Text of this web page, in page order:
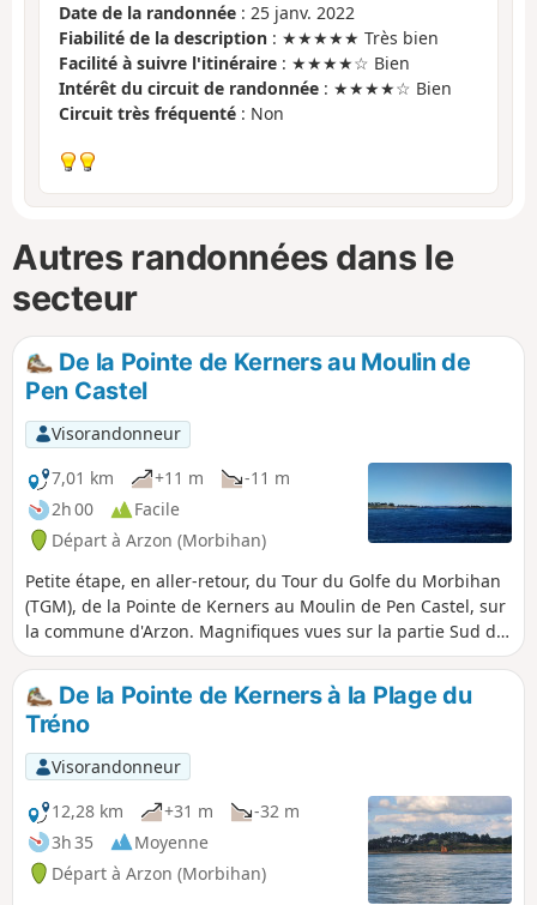
Date de la randonnée : 25 janv. 2022
Fiabilité de la description : ★★★★★ Très bien
Facilité à suivre l'itinéraire : ★★★★☆ Bien
Intérêt du circuit de randonnée : ★★★★☆ Bien
Circuit très fréquenté : Non
Autres randonnées dans le
secteur
De la Pointe de Kerners au Moulin de
Pen Castel
Visorandonneur
7,01 km
+11 m
-11 m
2h 00
Facile
Départ à Arzon (Morbihan)
Petite étape, en aller-retour, du Tour du Golfe du Morbihan
(TGM), de la Pointe de Kerners au Moulin de Pen Castel, sur
la commune d'Arzon. Magnifiques vues sur la partie Sud du
golfe : Île-aux-Moines, îles Creizic, Brannec, Gohivan.
Baignades possibles à la belle saison en certains rares
endroits. Les anses de Kerners et Pen Castel sont plutôt
vaseuses. En hiver, nombreux oiseaux, dont les
hivernants.Attention aux hautes mers de grandes marées,
surtout par temps agité, car certaines parties du sentier
sont submergées (indiquées sur le sentier). Vérifier les
heures et coefficients de marée avant de vous y engager !
De novembre à avril, après les pluies, nombreuses parties
du sentier sont boueuses.
De la Pointe de Kerners à la Plage du
Tréno
Visorandonneur
12,28 km
+31 m
-32 m
3h 35
Moyenne
Départ à Arzon (Morbihan)